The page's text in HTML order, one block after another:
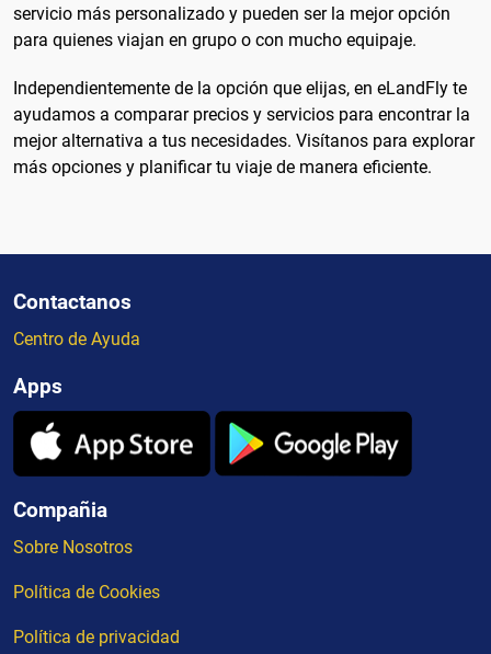
servicio más personalizado y pueden ser la mejor opción
para quienes viajan en grupo o con mucho equipaje.
Independientemente de la opción que elijas, en eLandFly te
ayudamos a comparar precios y servicios para encontrar la
mejor alternativa a tus necesidades. Visítanos para explorar
más opciones y planificar tu viaje de manera eficiente.
Contactanos
Centro de Ayuda
Apps
Compañia
Sobre Nosotros
Política de Cookies
Política de privacidad